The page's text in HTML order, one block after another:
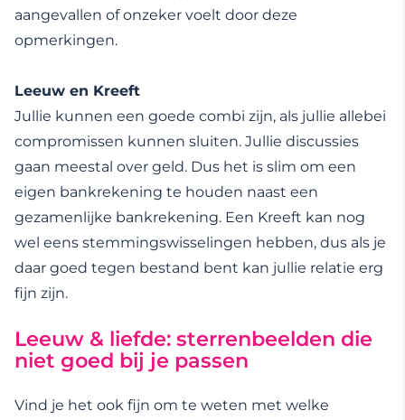
aangevallen of onzeker voelt door deze
opmerkingen.
Leeuw en Kreeft
Jullie kunnen een goede combi zijn, als jullie allebei
compromissen kunnen sluiten. Jullie discussies
gaan meestal over geld. Dus het is slim om een
eigen bankrekening te houden naast een
gezamenlijke bankrekening. Een Kreeft kan nog
wel eens stemmingswisselingen hebben, dus als je
daar goed tegen bestand bent kan jullie relatie erg
fijn zijn.
Leeuw & liefde: sterrenbeelden die
niet goed bij je passen
Vind je het ook fijn om te weten met welke